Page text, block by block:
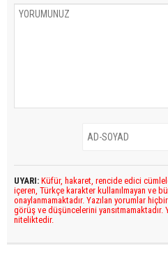
UYARI: Küfür, hakaret, rencide edici
içeren, Türkçe karakter kullanılmayan ve
onaylanmamaktadır. Yazılan yorumlar
görüş ve düşüncelerini yansıtmamaktadır.
niteliktedir.